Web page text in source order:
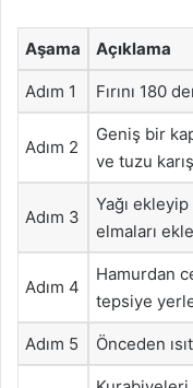
Aşama Açıklama
Adım 1 Fırını 180
Adım 2
Geniş bir
ve tuzu
Adım 3
Yağı
elmaları
Adım 4
Hamurdan
tepsiye
Adım 5 Önceden